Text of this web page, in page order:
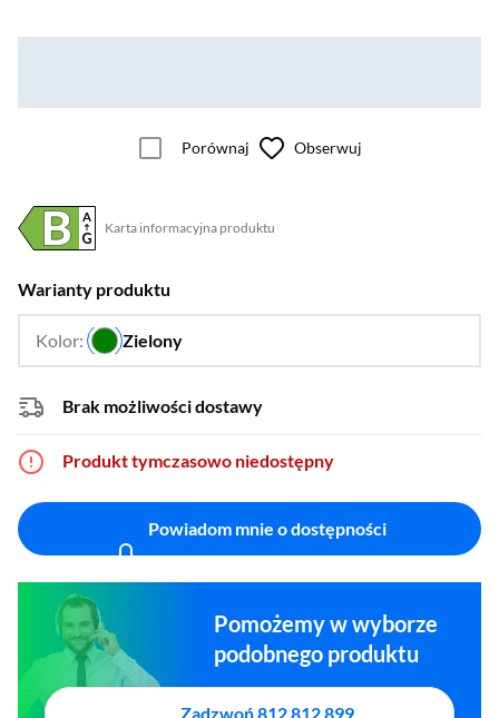
Porównaj Obserwuj
Karta informacyjna produktu
Plik w formacie pdf
(otworzy się w nowym oknie)
Warianty produktu
Kolor: Zielony
…
Brak możliwości dostawy
Produkt tymczasowo niedostępny
Powiadom mnie o dostępności
Pomożemy w wyborze
podobnego produktu
Zadzwoń 812 812 899